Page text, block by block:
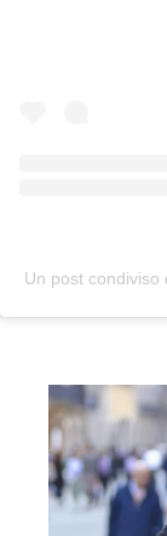
Un post condiviso